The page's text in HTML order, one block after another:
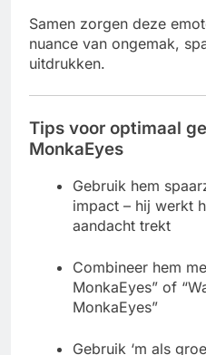
Samen zorgen deze
nuance van ongemak,
uitdrukken.
Tips voor optimaal
MonkaEyes
Gebruik hem
impact – hij werkt
aandacht trekt
Combineer hem
MonkaEyes” of
MonkaEyes”
Gebruik ‘m als